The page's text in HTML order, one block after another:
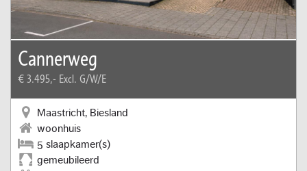
Cannerweg
€ 3.495,- Excl. G/W/E
Maastricht, Biesland
woonhuis
5 slaapkamer(s)
gemeubileerd